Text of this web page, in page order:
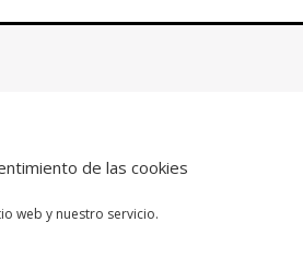
de las cookies
web y nuestro servicio.